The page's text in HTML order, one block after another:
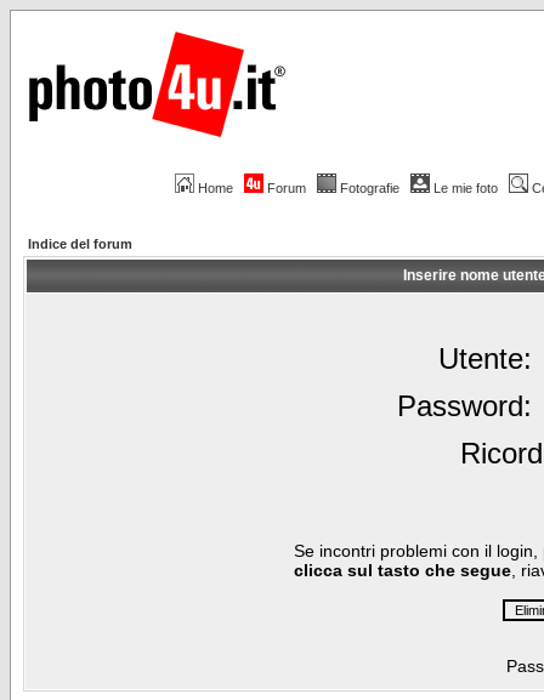
Home Forum Fotografie Le mie foto
Indice del forum
Inserire nome
Utente:
Password:
Se incontri problemi con il
clicca sul tasto che segue ,